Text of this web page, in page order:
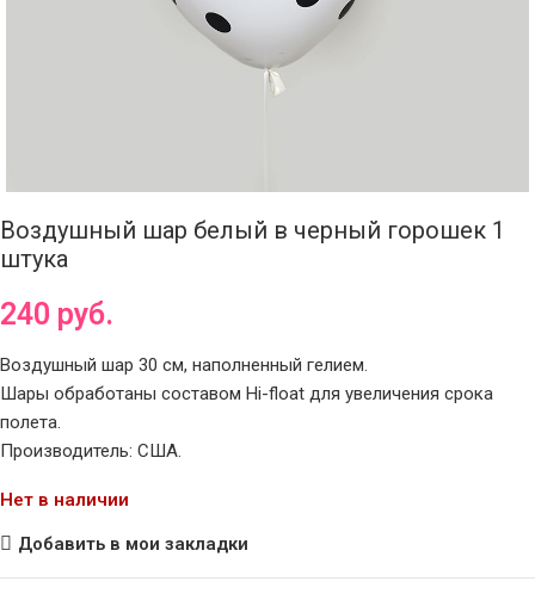
Воздушный шар белый в черный горошек 1
штука
240 руб.
Воздушный шар 30 см, наполненный гелием.
Шары обработаны составом Hi-float для увеличения срока
полета.
Производитель: США.
Нет в наличии
Добавить в мои закладки